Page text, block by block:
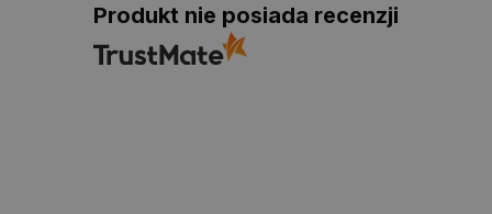
Produkt nie posiada recenzji